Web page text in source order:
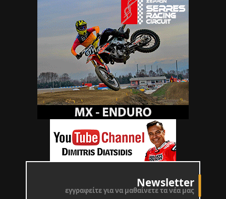
Newsletter
εγγραφείτε για να μαθαίνετε τα νέα μας